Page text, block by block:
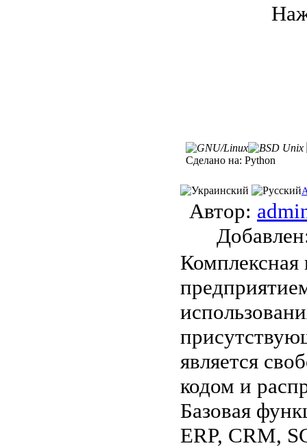
Сделано на: Python
Автор:
является
кодом и
Базовая
ERP, CRM,